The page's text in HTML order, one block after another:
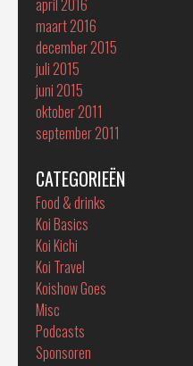
april 2016
maart 2016
december 2015
juli 2015
juni 2015
oktober 2011
september 2011
CATEGORIEËN
Food & drinks
Koi Basics
Koi Kichi
Koi Travel
Koishow Goes
Misc
Podcasts
Sponsoren